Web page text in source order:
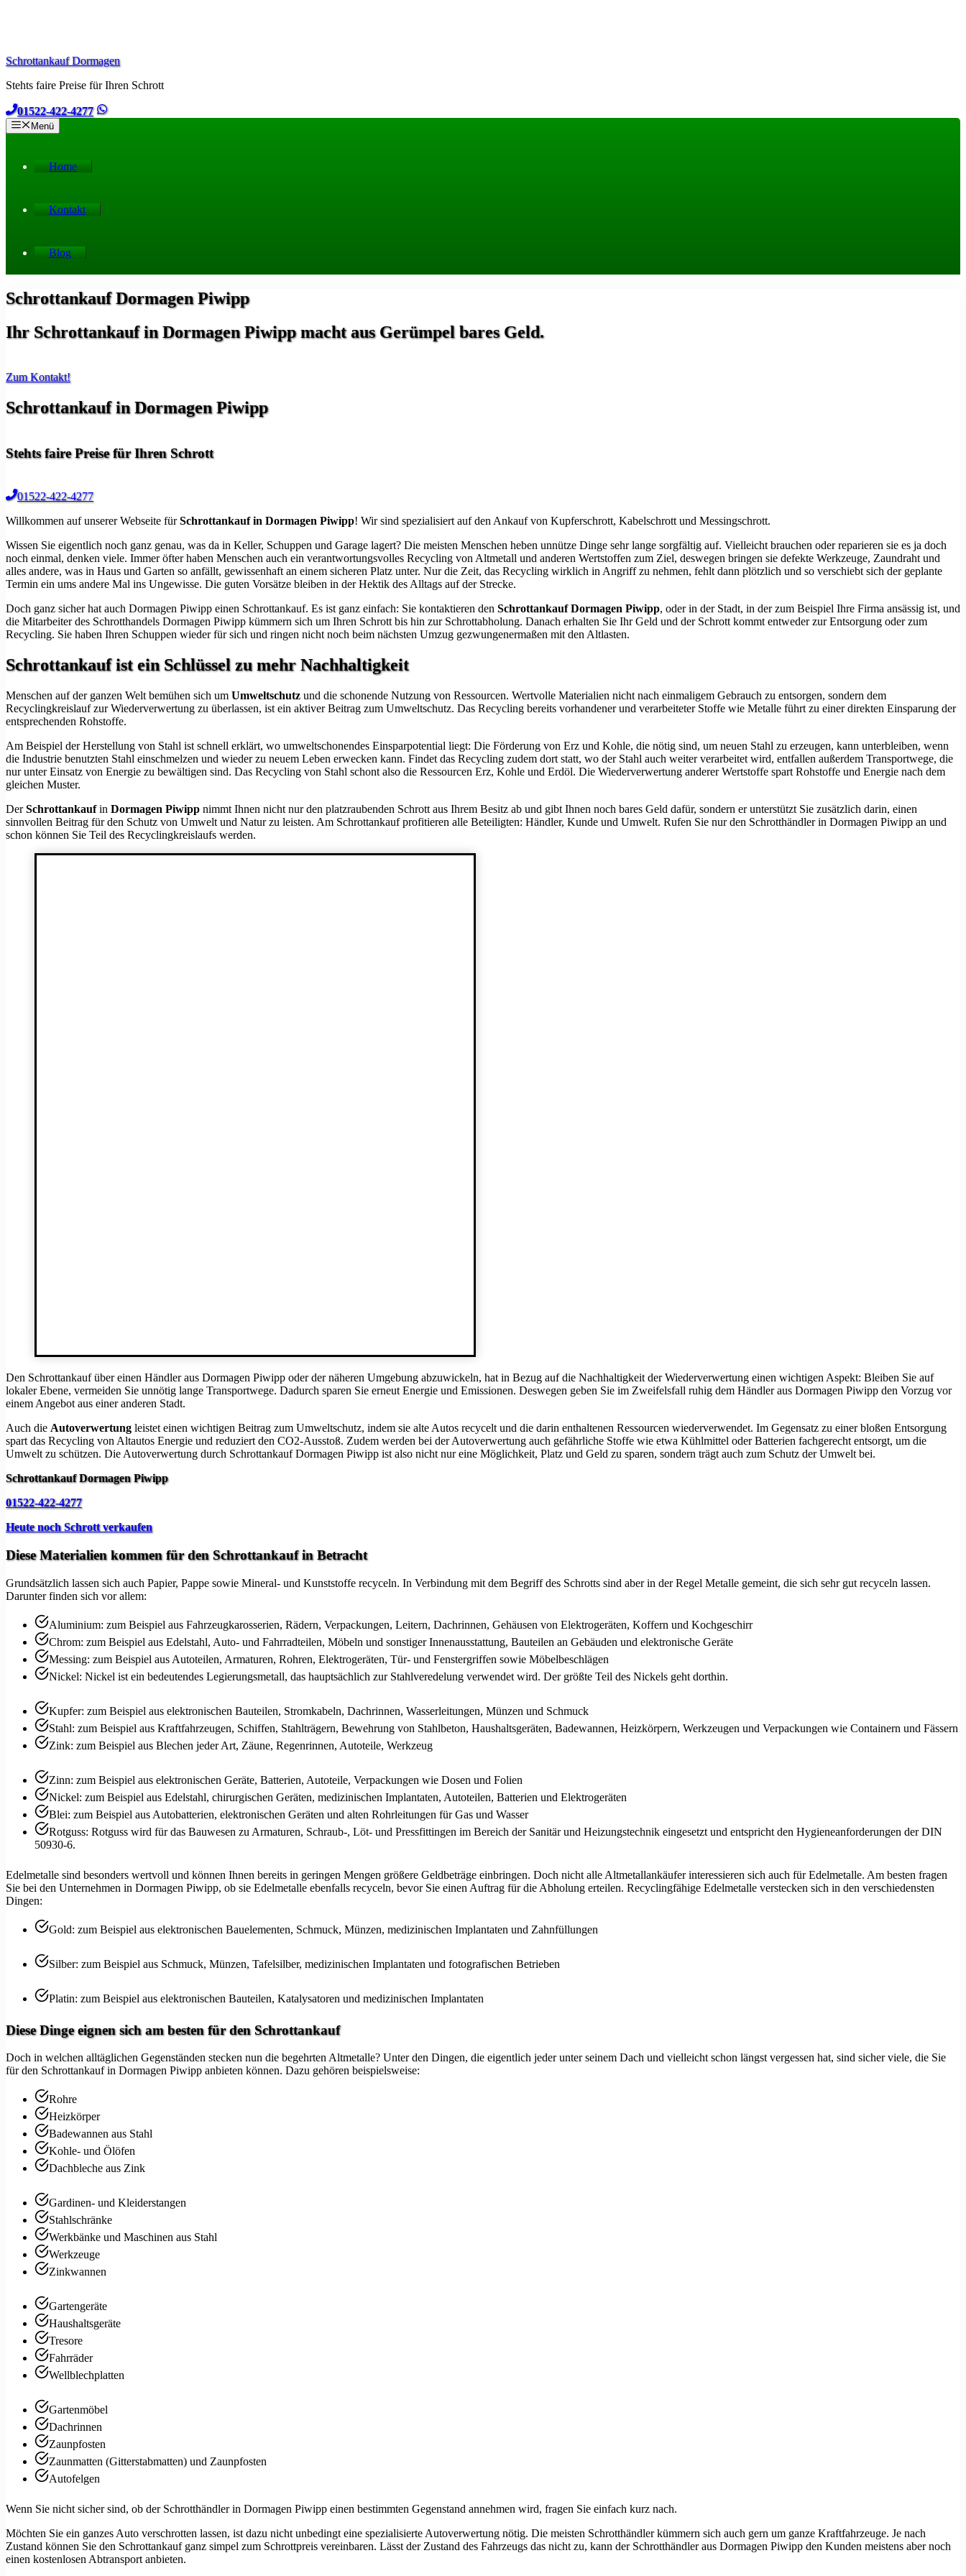
Schrottankauf Dormagen
Stehts faire Preise für Ihren Schrott
01522-422-4277
Menü
Home
Kontakt
Blog
Schrottankauf Dormagen Piwipp
Ihr Schrottankauf in Dormagen Piwippmacht aus Gerümpel bares Geld.
Zum Kontakt!
Schrottankauf in Dormagen Piwipp
Stehts faire Preise für Ihren Schrott
01522-422-4277
Willkommen auf unserer Webseite fürSchrottankauf in Dormagen Piwipp! Wir sind spezialisiert auf den Ankauf von Kupferschrott, Kabelschrott und Messingschrott.
Wissen Sie eigentlich noch ganz genau, was da in Keller, Schuppen und Garage lagert? Die meisten Menschen heben unnütze Dinge sehr lange sorgfältig auf. Vielleicht brauchen oder reparieren sie es ja doch
noch einmal, denken viele. Immer öfter haben Menschen auch ein verantwortungsvolles Recycling von Altmetall und anderen Wertstoffen zum Ziel, deswegen bringen sie defekte Werkzeuge, Zaundraht und
alles andere, was in Haus und Garten so anfällt, gewissenhaft an einem sicheren Platz unter. Nur die Zeit, das Recycling wirklich in Angriff zu nehmen, fehlt dann plötzlich und so verschiebt sich der geplante
Termin ein ums andere Mal ins Ungewisse. Die guten Vorsätze bleiben in der Hektik des Alltags auf der Strecke.
Doch ganz sicher hat auch Dormagen Piwipp einen Schrottankauf. Es ist ganz einfach: Sie kontaktieren den Schrottankauf Dormagen Piwipp, oder in der Stadt, in der zum Beispiel Ihre Firma ansässig ist, und
die Mitarbeiter des Schrotthandels Dormagen Piwipp kümmern sich um Ihren Schrott bis hin zur Schrottabholung. Danach erhalten Sie Ihr Geld und der Schrott kommt entweder zur Entsorgung oder zum
Recycling. Sie haben Ihren Schuppen wieder für sich und ringen nicht noch beim nächsten Umzug gezwungenermaßen mit den Altlasten.
Schrottankauf ist ein Schlüssel zu mehr Nachhaltigkeit
Menschen auf der ganzen Welt bemühen sich um Umweltschutz und die schonende Nutzung von Ressourcen. Wertvolle Materialien nicht nach einmaligem Gebrauch zu entsorgen, sondern dem
Recyclingkreislauf zur Wiederverwertung zu überlassen, ist ein aktiver Beitrag zum Umweltschutz. Das Recycling bereits vorhandener und verarbeiteter Stoffe wie Metalle führt zu einer direkten Einsparung der
entsprechenden Rohstoffe.
Am Beispiel der Herstellung von Stahl ist schnell erklärt, wo umweltschonendes Einsparpotential liegt: Die Förderung von Erz und Kohle, die nötig sind, um neuen Stahl zu erzeugen, kann unterbleiben, wenn
die Industrie benutzten Stahl einschmelzen und wieder zu neuem Leben erwecken kann. Findet das Recycling zudem dort statt, wo der Stahl auch weiter verarbeitet wird, entfallen außerdem Transportwege, die
nur unter Einsatz von Energie zu bewältigen sind. Das Recycling von Stahl schont also die Ressourcen Erz, Kohle und Erdöl. Die Wiederverwertung anderer Wertstoffe spart Rohstoffe und Energie nach dem
gleichen Muster.
DerSchrottankaufin Dormagen Piwipp nimmt Ihnen nicht nur den platzraubenden Schrott aus Ihrem Besitz ab und gibt Ihnen noch bares Geld dafür, sondern er unterstützt Sie zusätzlich darin, einen
sinnvollen Beitrag für den Schutz von Umwelt und Natur zu leisten. Am Schrottankauf profitieren alle Beteiligten: Händler, Kunde und Umwelt. Rufen Sie nur den Schrotthändler in Dormagen Piwipp an und
schon können Sie Teil des Recyclingkreislaufs werden.
Den Schrottankauf über einen Händler aus Dormagen Piwipp oder der näheren Umgebung abzuwickeln, hat in Bezug auf die Nachhaltigkeit der Wiederverwertung einen wichtigen Aspekt: Bleiben Sie auf
lokaler Ebene, vermeiden Sie unnötig lange Transportwege. Dadurch sparen Sie erneut Energie und Emissionen. Deswegen geben Sie im Zweifelsfall ruhig dem Händler aus Dormagen Piwipp den Vorzug vor
einem Angebot aus einer anderen Stadt.
Auch die Autoverwertung leistet einen wichtigen Beitrag zum Umweltschutz, indem sie alte Autos recycelt und die darin enthaltenen Ressourcen wiederverwendet. Im Gegensatz zu einer bloßen Entsorgung
spart das Recycling von Altautos Energie und reduziert den CO2-Ausstoß. Zudem werden bei der Autoverwertung auch gefährliche Stoffe wie etwa Kühlmittel oder Batterien fachgerecht entsorgt, um die
Umwelt zu schützen. Die Autoverwertung durch Schrottankauf Dormagen Piwipp ist also nicht nur eine Möglichkeit, Platz und Geld zu sparen, sondern trägt auch zum Schutz der Umwelt bei.
Schrottankauf Dormagen Piwipp
01522-422-4277
Heute noch Schrott verkaufen
Diese Materialien kommen für den Schrottankauf in Betracht
Grundsätzlich lassen sich auch Papier, Pappe sowie Mineral- und Kunststoffe recyceln. In Verbindung mit dem Begriff des Schrotts sind aber in der Regel Metalle gemeint, die sich sehr gut recyceln lassen.
Darunter finden sich vor allem:
Aluminium: zum Beispiel aus Fahrzeugkarosserien, Rädern, Verpackungen, Leitern, Dachrinnen, Gehäusen von Elektrogeräten, Koffern und Kochgeschirr
Chrom: zum Beispiel aus Edelstahl, Auto- und Fahrradteilen, Möbeln und sonstiger Innenausstattung, Bauteilen an Gebäuden und elektronische Geräte
Messing: zum Beispiel aus Autoteilen, Armaturen, Rohren, Elektrogeräten, Tür- und Fenstergriffen sowie Möbelbeschlägen
Nickel: Nickel ist ein bedeutendes Legierungsmetall, das hauptsächlich zur Stahlveredelung verwendet wird. Der größte Teil des Nickels geht dorthin.
Kupfer: zum Beispiel aus elektronischen Bauteilen, Stromkabeln, Dachrinnen, Wasserleitungen, Münzen und Schmuck
Stahl: zum Beispiel aus Kraftfahrzeugen, Schiffen, Stahlträgern, Bewehrung von Stahlbeton, Haushaltsgeräten, Badewannen, Heizkörpern, Werkzeugen und Verpackungen wie Containern und Fässern
Zink: zum Beispiel aus Blechen jeder Art, Zäune, Regenrinnen, Autoteile, Werkzeug
Zinn: zum Beispiel aus elektronischen Geräte, Batterien, Autoteile, Verpackungen wie Dosen und Folien
Nickel: zum Beispiel aus Edelstahl, chirurgischen Geräten, medizinischen Implantaten, Autoteilen, Batterien und Elektrogeräten
Blei: zum Beispiel aus Autobatterien, elektronischen Geräten und alten Rohrleitungen für Gas und Wasser
Rotguss: Rotguss wird für das Bauwesen zu Armaturen, Schraub-, Löt- und Pressfittingen im Bereich der Sanitär und Heizungstechnik eingesetzt und entspricht den Hygieneanforderungen der DIN
50930-6.
Edelmetalle sind besonders wertvoll und können Ihnen bereits in geringen Mengen größere Geldbeträge einbringen. Doch nicht alle Altmetallankäufer interessieren sich auch für Edelmetalle. Am besten fragen
Sie bei den Unternehmen in Dormagen Piwipp, ob sie Edelmetalle ebenfalls recyceln, bevor Sie einen Auftrag für die Abholung erteilen. Recyclingfähige Edelmetalle verstecken sich in den verschiedensten
Dingen:
Gold: zum Beispiel aus elektronischen Bauelementen, Schmuck, Münzen, medizinischen Implantaten und Zahnfüllungen
Silber: zum Beispiel aus Schmuck, Münzen, Tafelsilber, medizinischen Implantaten und fotografischen Betrieben
Platin: zum Beispiel aus elektronischen Bauteilen, Katalysatoren und medizinischen Implantaten
Diese Dinge eignen sich am besten für den Schrottankauf
Doch in welchen alltäglichen Gegenständen stecken nun die begehrten Altmetalle? Unter den Dingen, die eigentlich jeder unter seinem Dach und vielleicht schon längst vergessen hat, sind sicher viele, die Sie
für den Schrottankauf in Dormagen Piwipp anbieten können. Dazu gehören beispielsweise:
Rohre
Heizkörper
Badewannen aus Stahl
Kohle- und Ölöfen
Dachbleche aus Zink
Gardinen- und Kleiderstangen
Stahlschränke
Werkbänke und Maschinen aus Stahl
Werkzeuge
Zinkwannen
Gartengeräte
Haushaltsgeräte
Tresore
Fahrräder
Wellblechplatten
Gartenmöbel
Dachrinnen
Zaunpfosten
Zaunmatten (Gitterstabmatten) und Zaunpfosten
Autofelgen
Wenn Sie nicht sicher sind, ob der Schrotthändler in Dormagen Piwipp einen bestimmten Gegenstand annehmen wird, fragen Sie einfach kurz nach.
Möchten Sie ein ganzes Auto verschrotten lassen, ist dazu nicht unbedingt eine spezialisierte Autoverwertung nötig. Die meisten Schrotthändler kümmern sich auch gern um ganze Kraftfahrzeuge. Je nach
Zustand können Sie den Schrottankauf ganz simpel zum Schrottpreis vereinbaren. Lässt der Zustand des Fahrzeugs das nicht zu, kann der Schrotthändler aus Dormagen Piwipp den Kunden meistens aber noch
einen kostenlosen Abtransport anbieten.